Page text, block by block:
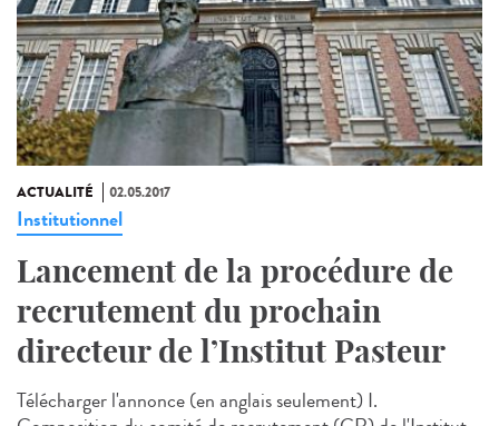
ACTUALITÉ 02.05.2017
Institutionnel
Lancement de la procédure de
recrutement du prochain
directeur de l’Institut Pasteur
Télécharger l'annonce (en anglais seulement) I.